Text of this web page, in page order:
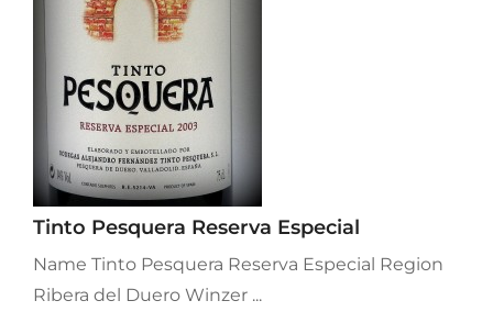
Tinto Pesquera Reserva Especial
Name Tinto Pesquera Reserva Especial Region
Ribera del Duero Winzer ...